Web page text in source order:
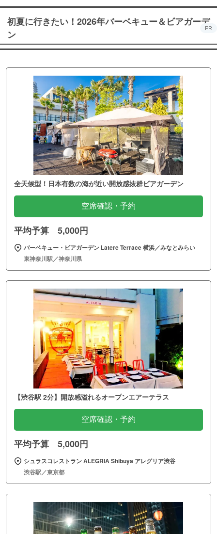
初夏に行きたい！2026年バーベキュー＆ビアガーデ
ン
PR
全天候型！日本有数の海が近い開放感抜群ビアガーデン
空席確認・予約
平均予算 5,000円
バーベキュー・ビアガーデン Latere Terrace 横浜／みなとみらい
東神奈川駅／神奈川県
【渋谷駅 2分】開放感溢れるオープンエアーテラス
空席確認・予約
平均予算 5,000円
シュラスコレストラン ALEGRIA Shibuya アレグリア渋谷
渋谷駅／東京都